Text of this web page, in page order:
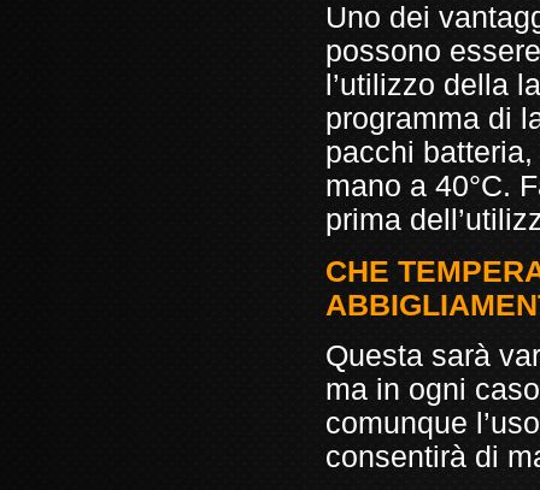
Uno dei
possono
l’utilizzo della
programma di
pacchi
mano a 40°C.
prima
CHE
Questa sarà
ma in ogni
comunque
consentirà di